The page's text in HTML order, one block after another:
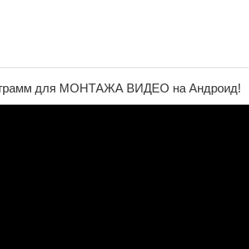
для МОНТАЖА ВИДЕО на Андроид!